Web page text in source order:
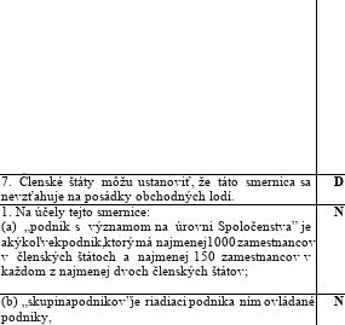
7. Členské štáty môžu ustanoviť, že táto smernica sa
nevzťahuje na posádky obchodných lodí.
D
1. Na účely tejto smernice:
(a) „podnik s významom na úrovni Spoločenstva” je
akýkoľvekpodnik,ktorýmá najmenej1000zamestnancov
v
členských štátoch a najmenej 150 zamestnancov v
každom z najmenej dvoch členských štátov;
N
(b) „skupinapodnikov”je riadiaci podnika ním ovládané
podniky,
N